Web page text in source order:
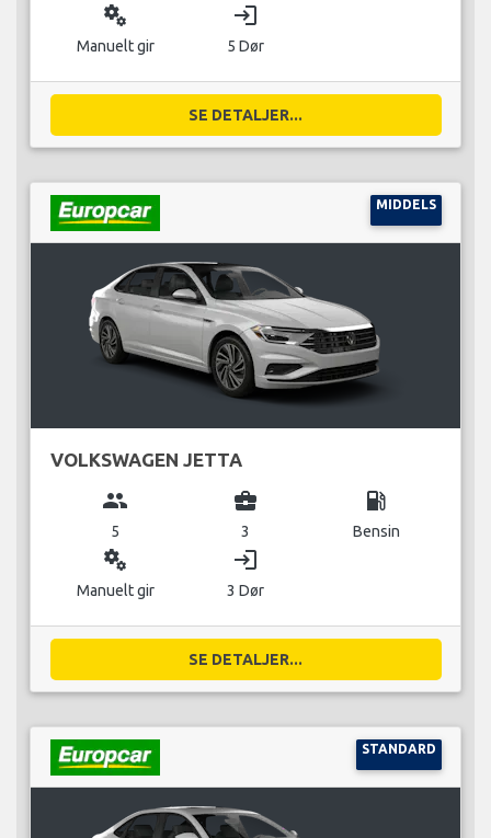
miscellaneous_services
Manuelt gir
login
5 Dør
SE DETALJER...
MIDDELS
VOLKSWAGEN JETTA
group
5
business_center
3
local_gas_station
Bensin
miscellaneous_services
Manuelt gir
login
3 Dør
SE DETALJER...
STANDARD